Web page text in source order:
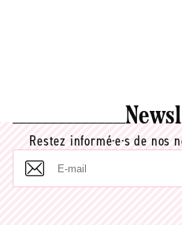
Restez informé·e·s de
E-